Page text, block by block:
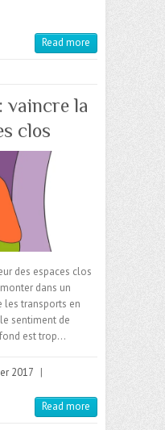
Read more
vaincre la
clos
des espaces clos
dans un
les transports en
sentiment de
est trop…
2017 |
Read more